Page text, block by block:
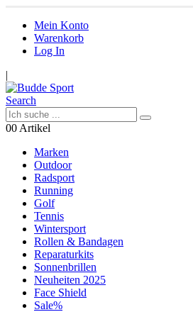
Mein Konto
Warenkorb
Log In
|
Search
00 Artikel
Marken
Outdoor
Radsport
Running
Golf
Tennis
Wintersport
Rollen & Bandagen
Reparaturkits
Sonnenbrillen
Neuheiten 2025
Face Shield
Sale%